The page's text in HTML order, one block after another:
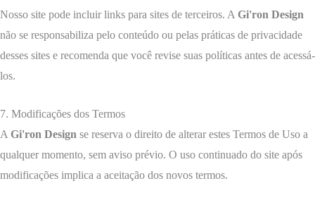
Nosso site pode incluir links para sites de terceiros. A Gi'ron Design
não se responsabiliza pelo conteúdo ou pelas práticas de privacidade
desses sites e recomenda que você revise suas políticas antes de acessá-
los.
7. Modificações dos Termos
A Gi'ron Design se reserva o direito de alterar estes Termos de Uso a
qualquer momento, sem aviso prévio. O uso continuado do site após
modificações implica a aceitação dos novos termos.